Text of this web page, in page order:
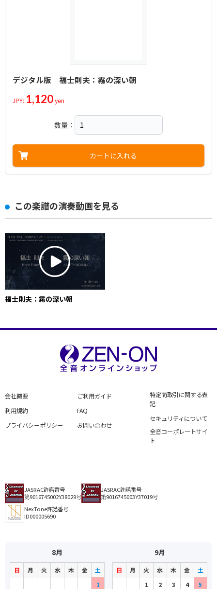
デジタル版 福士則夫：霧の深い朝
JPY: 1,120yen
数量：
カートに入れる
この楽譜の演奏動画を見る
福士則夫：霧の深い朝
会社概要
利用規約
プライバシーポリシー
ご利用ガイド
FAQ
お問い合わせ
特定商取引に関する表
記
セキュリティについて
全音コーポレートサイ
ト
JASRAC許諾番号
第9016745002Y38029号
JASRAC許諾番号
第9016745003Y37019号
NexTone許諾番号
ID000005690
8月
日 月 火 水 木 金
土
1
9月
日 月 火 水 木 金
土
1
2 3 4 5